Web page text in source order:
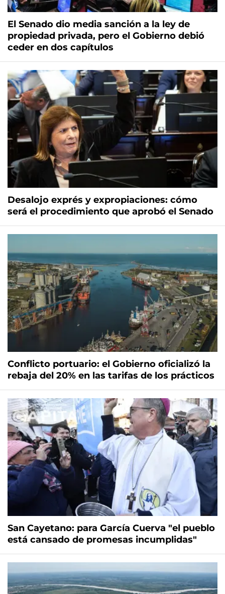
El Senado dio media sanción a la ley de
propiedad privada, pero el Gobierno debió
ceder en dos capítulos
Desalojo exprés y expropiaciones: cómo
será el procedimiento que aprobó el Senado
Conflicto portuario: el Gobierno oficializó la
rebaja del 20% en las tarifas de los prácticos
San Cayetano: para García Cuerva "el pueblo
está cansado de promesas incumplidas"